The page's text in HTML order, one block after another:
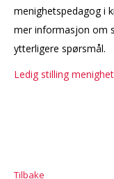
menighetspedagog i
mer informasjon om
ytterligere spørsmål.
Ledig stilling
Tilbake